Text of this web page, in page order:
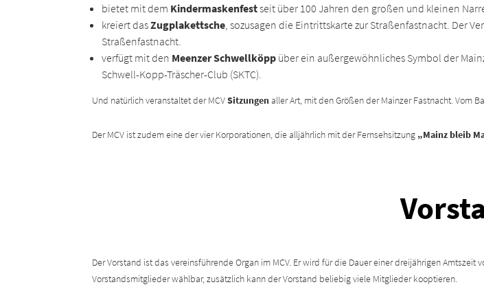
bietet mit dem Kindermaskenfestseit über 100 Jahren den großen und kleinen
kreiert dasZugplakettsche, sozusagen die Eintrittskarte zur Straßenfastnacht. Der
Straßenfastnacht.
verfügt mit den Meenzer Schwellköpp über ein außergewöhnliches Symbol der
Schwell-Kopp-Träscher-Club (SKTC).
Und natürlich veranstaltet der MCVSitzungenaller Art, mit den Größen der Mainzer Fastnacht. Vom
Der MCV ist zudem eine der vier Korporationen, die alljährlich mit der Fernsehsitzung „Mainz bleib
Der Vorstand ist das vereinsführende Organ im MCV. Er wird für die Dauer einer dreijährigen
Vorstandsmitglieder wählbar, zusätzlich kann der Vorstand beliebig viele Mitglieder kooptieren.